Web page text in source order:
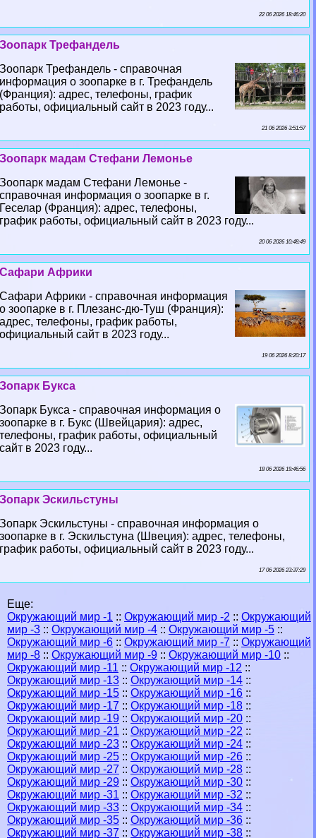
22 06 2026 18:46:20
Зоопарк Трефандель
Зоопарк Трефандель - справочная
информация о зоопарке в г. Трефандель
(Франция): адрес, телефоны, график
работы, официальный сайт в 2023 году...
21 06 2026 3:51:57
Зоопарк мадам Стефани Лемонье
Зоопарк мадам Стефани Лемонье -
справочная информация о зоопарке в г.
Геселар (Франция): адрес, телефоны,
график работы, официальный сайт в 2023 году...
20 06 2026 10:48:49
Сафари Африки
Сафари Африки - справочная информация
о зоопарке в г. Плезанс-дю-Туш (Франция):
адрес, телефоны, график работы,
официальный сайт в 2023 году...
19 06 2026 8:20:17
Зопарк Букса
Зопарк Букса - справочная информация о
зоопарке в г. Букс (Швейцария): адрес,
телефоны, график работы, официальный
сайт в 2023 году...
18 06 2026 19:46:56
Зопарк Эскильстуны
Зопарк Эскильстуны - справочная информация о
зоопарке в г. Эскильстуна (Швеция): адрес, телефоны,
график работы, официальный сайт в 2023 году...
17 06 2026 23:37:29
Еще:
Окружающий мир -1 :: Окружающий мир -2 :: Окружающий
мир -3 :: Окружающий мир -4 :: Окружающий мир -5 ::
Окружающий мир -6 :: Окружающий мир -7 :: Окружающий
мир -8 :: Окружающий мир -9 :: Окружающий мир -10 ::
Окружающий мир -11 :: Окружающий мир -12 ::
Окружающий мир -13 :: Окружающий мир -14 ::
Окружающий мир -15 :: Окружающий мир -16 ::
Окружающий мир -17 :: Окружающий мир -18 ::
Окружающий мир -19 :: Окружающий мир -20 ::
Окружающий мир -21 :: Окружающий мир -22 ::
Окружающий мир -23 :: Окружающий мир -24 ::
Окружающий мир -25 :: Окружающий мир -26 ::
Окружающий мир -27 :: Окружающий мир -28 ::
Окружающий мир -29 :: Окружающий мир -30 ::
Окружающий мир -31 :: Окружающий мир -32 ::
Окружающий мир -33 :: Окружающий мир -34 ::
Окружающий мир -35 :: Окружающий мир -36 ::
Окружающий мир -37 :: Окружающий мир -38 ::